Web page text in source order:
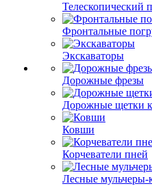
Телескопический
Фронтальные
Экскаваторы
Дорожные фрезы
Дорожные щетки
Ковши
Корчеватели пней
Лесные мульчеры-